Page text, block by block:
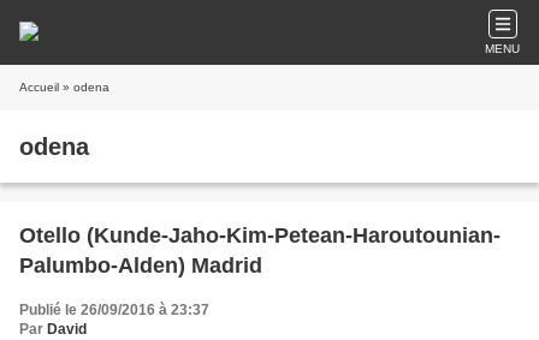
MENU
Accueil » odena
odena
Otello (Kunde-Jaho-Kim-Petean-Haroutounian-
Palumbo-Alden) Madrid
Publié le 26/09/2016 à 23:37
Par David